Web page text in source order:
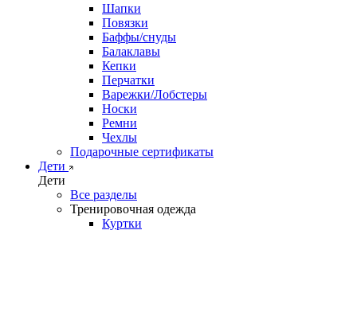
Шапки
Повязки
Баффы/снуды
Балаклавы
Кепки
Перчатки
Варежки/Лобстеры
Носки
Ремни
Чехлы
Подарочные сертификаты
Дети
Дети
Все разделы
Тренировочная одежда
Куртки